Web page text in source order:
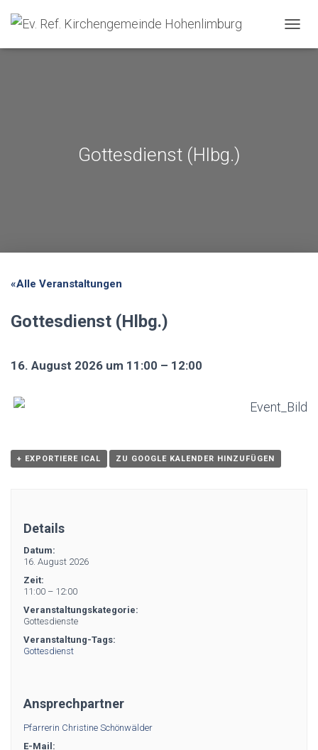
Gottesdienst (Hlbg.)
«Alle Veranstaltungen
Gottesdienst (Hlbg.)
16. August 2026 um 11:00 – 12:00
+ EXPORTIERE ICAL ZU GOOGLE KALENDER HINZUFÜGEN
Details
Datum:
16. August 2026
Zeit:
11:00 – 12:00
Veranstaltungskategorie:
Gottesdienste
Veranstaltung-Tags:
Gottesdienst
Ansprechpartner
Pfarrerin Christine Schönwälder
E-Mail: